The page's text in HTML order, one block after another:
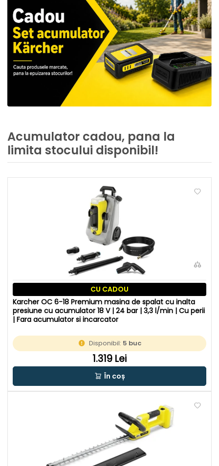
Acumulator cadou, pana la
limita stocului disponibil!
CU CADOU
Karcher OC 6-18 Premium masina de spalat cu inalta
presiune cu acumulator 18 V | 24 bar | 3,3 l/min | Cu perii
| Fara acumulator si incarcator
Disponibil: 5 buc
1.319 Lei
În coș